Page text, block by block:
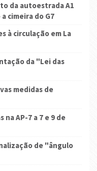
da autoestrada A1
cimeira do G7
à circulação em La
da "Lei das
medidas de
na AP-7 a 7 e 9 de
de "ângulo